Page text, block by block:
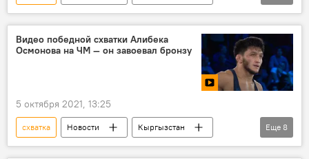
Общество
спорт
видео
Мультимедиа
Мээрим Жуманазарова
борьба
Чемпионат мира по спортивной борьбе в Норвегии
Видео победной схватки Алибека
Осмонова на ЧМ — он завоевал бронзу
5 октября 2021, 13:25
схватка Новости
Кыргызстан
спорт
В мире
видео
Еще 8